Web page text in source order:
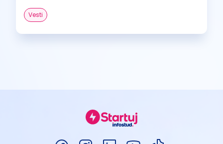
Vesti